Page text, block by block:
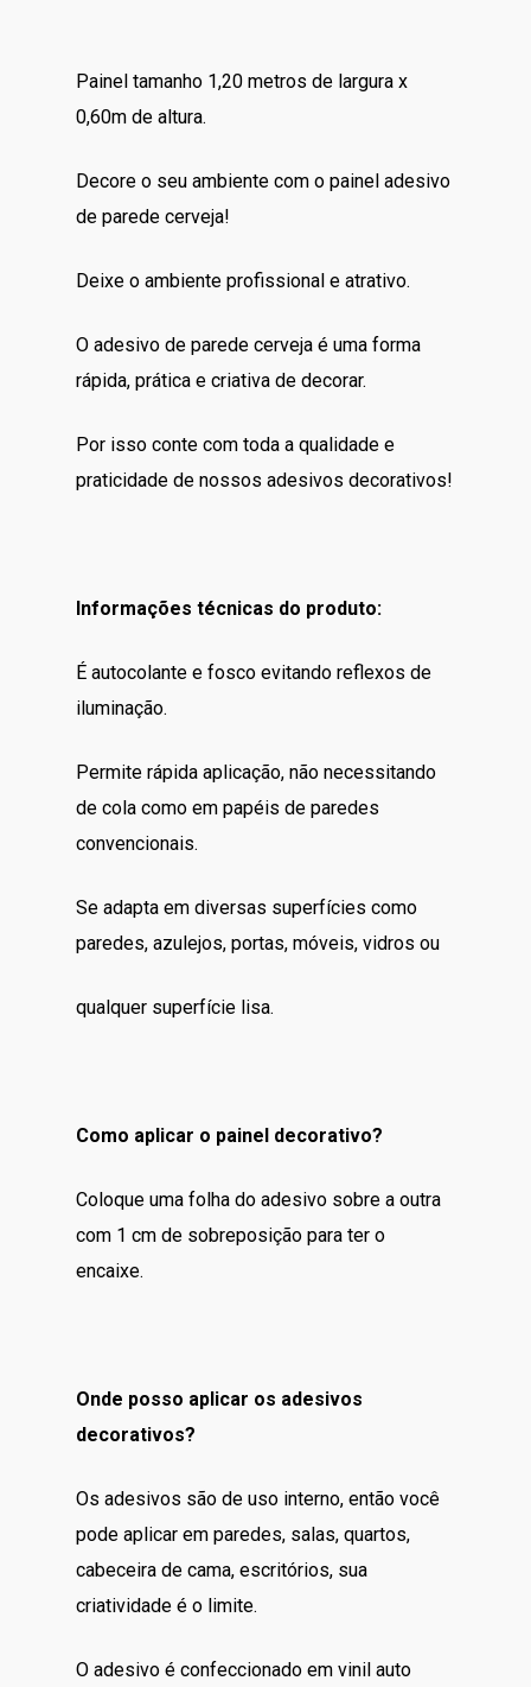
Painel tamanho 1,20 metros de largura x
0,60m de altura.
Decore o seu ambiente com o painel adesivo
de parede cerveja!
Deixe o ambiente profissional e atrativo.
O adesivo de parede cerveja é uma forma
rápida, prática e criativa de decorar.
Por isso conte com toda a qualidade e
praticidade de nossos adesivos decorativos!
Informações técnicas do produto:
É autocolante e fosco evitando reflexos de
iluminação.
Permite rápida aplicação, não necessitando
de cola como em papéis de paredes
convencionais.
Se adapta em diversas superfícies como
paredes, azulejos, portas, móveis, vidros ou
qualquer superfície lisa.
Como aplicar o painel decorativo?
Coloque uma folha do adesivo sobre a outra
com 1 cm de sobreposição para ter o
encaixe.
Onde posso aplicar os adesivos
decorativos?
Os adesivos são de uso interno, então você
pode aplicar em paredes, salas, quartos,
cabeceira de cama, escritórios, sua
criatividade é o limite.
O adesivo é confeccionado em vinil auto